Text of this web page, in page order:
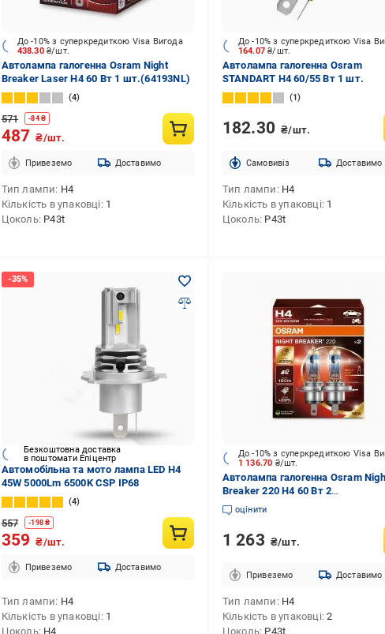
438.30₴/шт.
До -10% з суперкредиткою Visa Вигода
Автолампа галогенна Osram Night
Breaker Laser H4 60 Вт 1 шт.(64193NL)
4
571 -84₴
487 ₴/шт.
Привеземо Доставимо
Тип лампи H4
Кількість в упаковці 1
Цоколь P43t
164.07₴/шт.
До -10% з суперкредиткою Visa
Автолампа галогенна Osram
STANDART H4 60/55 Вт 1 шт.
1
182.30 ₴/шт.
Cамовивіз Доставимо
Тип лампи H4
Кількість в упаковці 1
Цоколь P43t
Безкоштовна доставка
в поштомати Епіцентр
Автомобільна та мото лампа LED H4
45W 5000Lm 6500K CSP IP68
4
557 -198 ₴
359 ₴/шт.
Привеземо Доставимо
Тип лампи H4
Кількість в упаковці 1
Цоколь H4
1 136.70 ₴/шт.
До -10% з суперкредиткою Visa
Автолампа галогенна Osram
Breaker 220 H4 60 Вт 2
шт. (OS64193NB2202HB)
оцінити
1 263 ₴/шт.
Привеземо Доставимо
Тип лампи H4
Кількість в упаковці 2
Цоколь P43t